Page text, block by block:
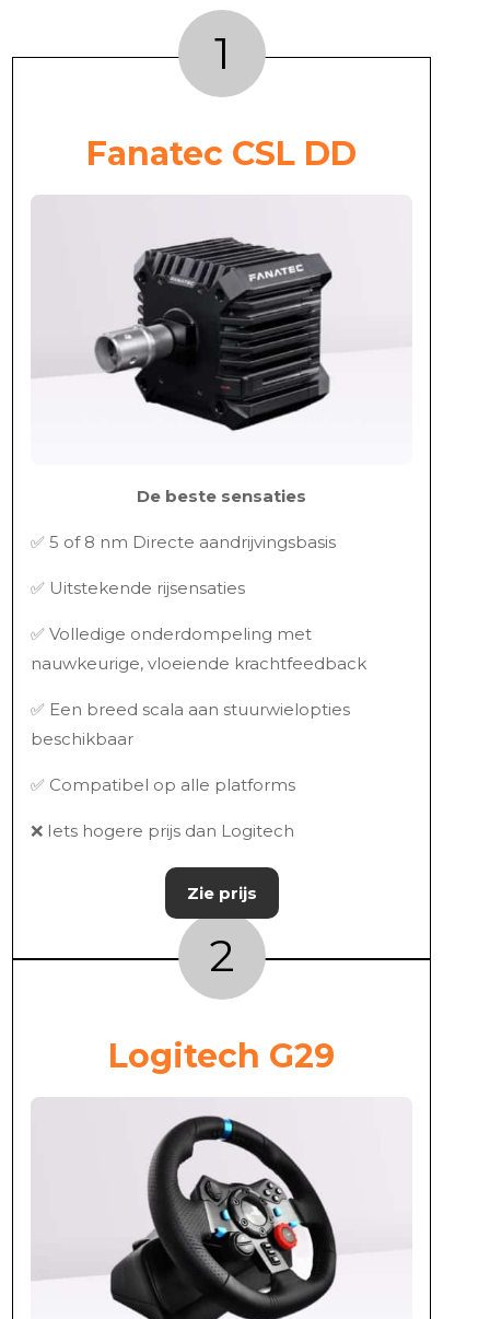
1
Fanatec CSL DD
De beste sensaties
✅ 5 of 8 nm Directe aandrijvingsbasis
✅ Uitstekende rijsensaties
✅ Volledige onderdompeling met
nauwkeurige, vloeiende krachtfeedback
✅ Een breed scala aan stuurwielopties
beschikbaar
✅ Compatibel op alle platforms
❌ Iets hogere prijs dan Logitech
Zie prijs
2
Logitech G29